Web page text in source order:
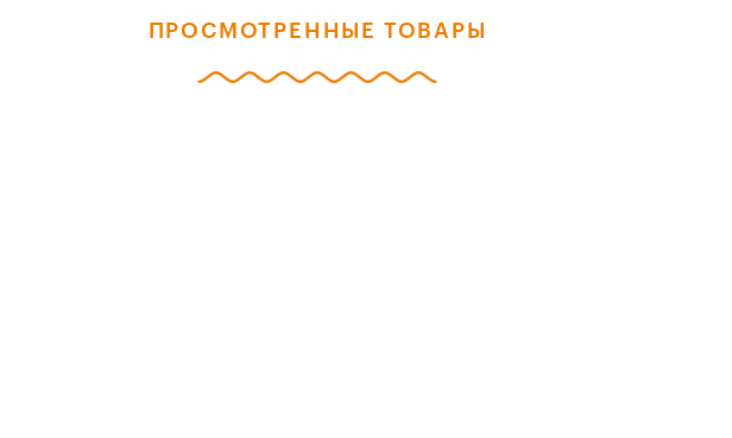
ПРОСМОТРЕННЫЕ ТОВАРЫ